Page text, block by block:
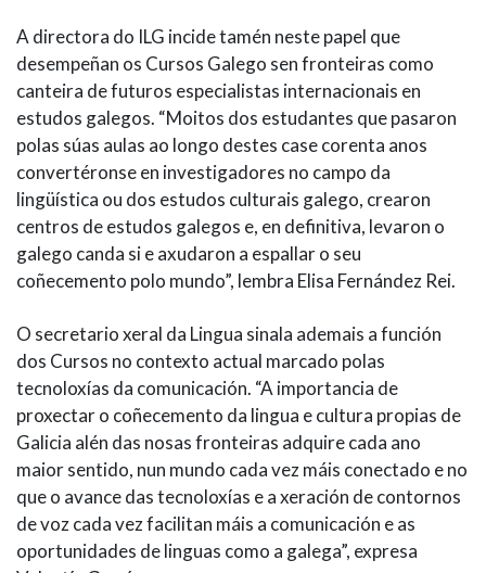
A directora do ILG incide tamén neste papel que
desempeñan os Cursos Galego sen fronteiras como
canteira de futuros especialistas internacionais en
estudos galegos. “Moitos dos estudantes que pasaron
polas súas aulas ao longo destes case corenta anos
convertéronse en investigadores no campo da
lingüística ou dos estudos culturais galego, crearon
centros de estudos galegos e, en definitiva, levaron o
galego canda si e axudaron a espallar o seu
coñecemento polo mundo”, lembra Elisa Fernández Rei.
O secretario xeral da Lingua sinala ademais a función
dos Cursos no contexto actual marcado polas
tecnoloxías da comunicación. “A importancia de
proxectar o coñecemento da lingua e cultura propias de
Galicia alén das nosas fronteiras adquire cada ano
maior sentido, nun mundo cada vez máis conectado e no
que o avance das tecnoloxías e a xeración de contornos
de voz cada vez facilitan máis a comunicación e as
oportunidades de linguas como a galega”, expresa